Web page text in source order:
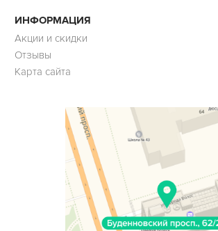
ИНФОРМАЦИЯ
Акции и скидки
Отзывы
Карта сайта